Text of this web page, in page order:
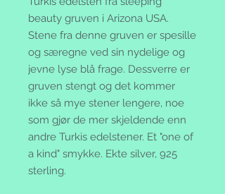
beauty gruven i Arizona USA.
Stene fra denne gruven er spesille
og særegne ved sin nydelige og
jevne lyse blå frage. Dessverre er
gruven stengt og det kommer
ikke så mye stener lengere, noe
som gjør de mer skjeldende enn
andre Turkis edelstener. Et "one of
a kind" smykke. Ekte silver, 925
sterling.